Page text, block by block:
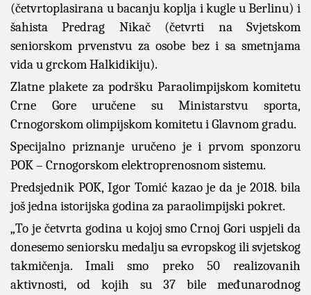
(četvrtoplasirana u bacanju koplja i kugle u Berlinu) i
šahista Predrag Nikač (četvrti na Svjetskom
seniorskom prvenstvu za osobe bez i sa smetnjama
vida u grckom Halkidikiju).
Zlatne plakete za podršku Paraolimpijskom komitetu
Crne Gore uručene su Ministarstvu sporta,
Crnogorskom olimpijskom komitetu i Glavnom gradu.
Specijalno priznanje uručeno je i prvom sponzoru
POK – Crnogorskom elektroprenosnom sistemu.
Predsjednik POK, Igor Tomić kazao je da je 2018. bila
još jedna istorijska godina za paraolimpijski pokret.
„To je četvrta godina u kojoj smo Crnoj Gori uspjeli da
donesemo seniorsku medalju sa evropskog ili svjetskog
takmičenja. Imali smo preko 50 realizovanih
aktivnosti, od kojih su 37 bile međunarodnog